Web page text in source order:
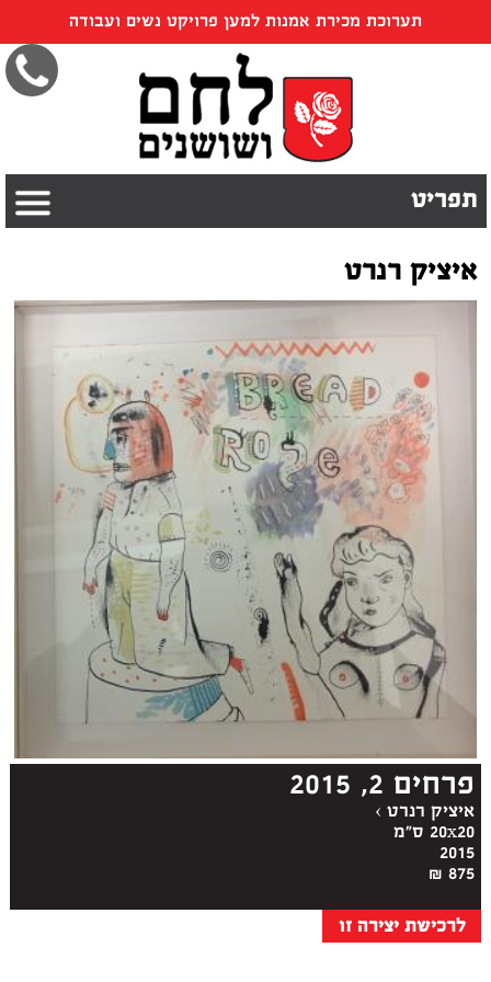
תערוכת מכירת אמנות למען פרויקט נשים ועבודה
תפריט
איציק רנרט
פרחים 2, 2015
איציק רנרט›
20x20 ס"מ
2015
875 ₪
לרכישת יצירה זו